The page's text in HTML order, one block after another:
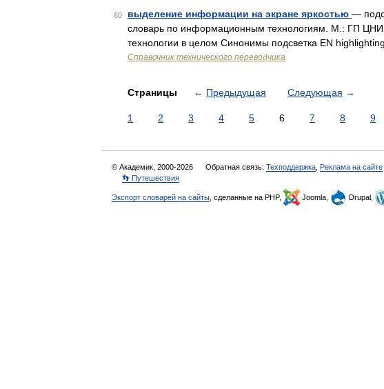
60 выделение информации на экране яркостью —
словарь по информационным технологиям. М.: ГП
технологии в целом Синонимы подсветка EN
Справочник технического переводчика
Страницы ← Предыдущая Следующая →
1 2 3 4 5 6 7 8 9
© Академик, 2000-2026 Обратная связь: Техподдержка Реклама на сайте
👣 Путешествия
Экспорт словарей на сайты , сделанные на PHP, Joomla, Drupal,